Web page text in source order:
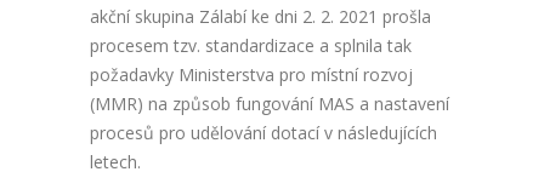
akční skupina Zálabí ke dni 2. 2. 2021 prošla
procesem tzv. standardizace a splnila tak
požadavky Ministerstva pro místní rozvoj
(MMR) na způsob fungování MAS a nastavení
procesů pro udělování dotací v následujících
letech.